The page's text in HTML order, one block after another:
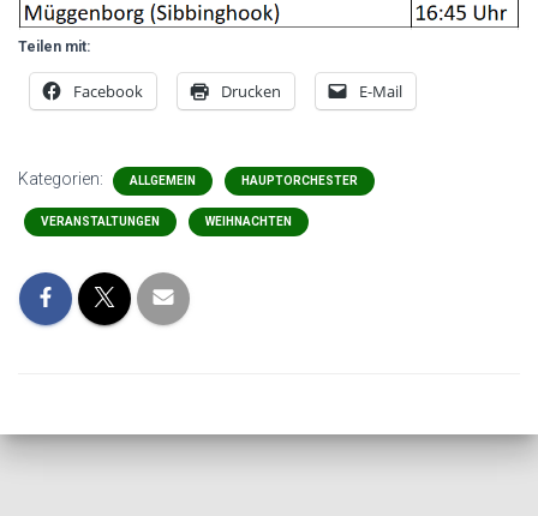
Teilen mit:
Facebook Drucken E-Mail
Kategorien: ALLGEMEIN HAUPTORCHESTER
VERANSTALTUNGEN WEIHNACHTEN